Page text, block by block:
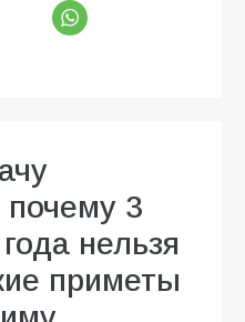
3
нельзя
приметы